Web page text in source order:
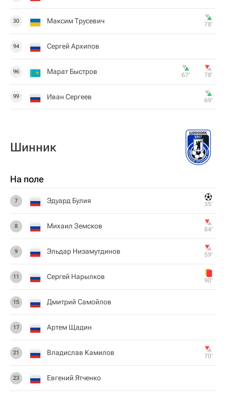
30 Максим Трусевич 78‎’‎
94 Сергей Архипов
96 Марат Быстров 67‎’‎ 78‎’‎
99 Иван Сергеев 69‎’‎
Шинник
На поле
7 Эдуард Булия 35‎’‎
8 Михаил Земсков 84‎’‎
9 Эльдар Низамутдинов 59‎’‎
11 Сергей Нарылков 90‎’‎
15 Дмитрий Самойлов
17 Артем Щадин
21 Владислав Камилов 70‎’‎
23 Евгений Ятченко